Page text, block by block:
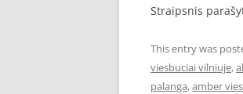
Straipsnis
This entry was
viesbuciai vilniuje,
palanga,amber